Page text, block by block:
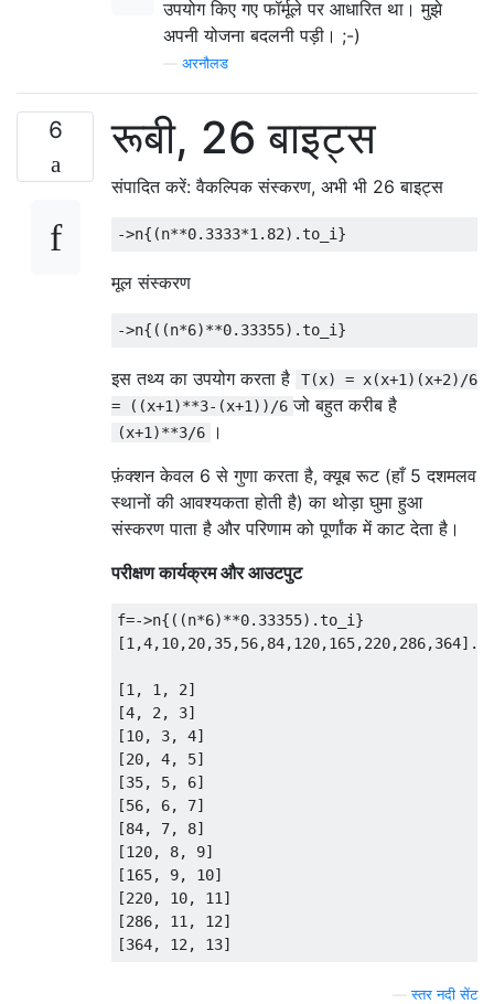
उपयोग किए गए फॉर्मूले पर आधारित था। मुझे
अपनी योजना बदलनी पड़ी। ;-)
अरनौलड
6 रूबी, 26 बाइट्स
संपादित करें: वैकल्पिक संस्करण, अभी भी 26 बाइट्स
मूल संस्करण
इस तथ्य का उपयोग करता है
T(x) = x(x+1)(x+2)/6
= ((x+1)**3-(x+1))/6 जो बहुत करीब है
(x+1)**3/6
।
फ़ंक्शन केवल 6 से गुणा करता है, क्यूब रूट (हाँ 5 दशमलव
स्थानों की आवश्यकता होती है) का थोड़ा घुमा हुआ
संस्करण पाता है और परिणाम को पूर्णांक में काट देता है।
परीक्षण कार्यक्रम और आउटपुट
f=->n{((n*6)**0.33355).to_i}
[1, 1, 2]
[4, 2, 3]
[10, 3, 4]
[20, 4, 5]
[35, 5, 6]
[56, 6, 7]
[84, 7, 8]
[120, 8, 9]
[165, 9, 10]
[220, 10, 11]
[286, 11, 12]
—स्तर नदी सेंट